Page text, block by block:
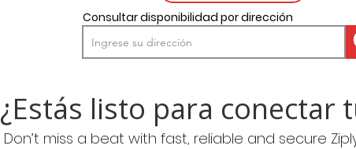
Consultar disponibilidad por dirección
¿Estás listo para conectar
Don’t miss a beat with fast, reliable and secure